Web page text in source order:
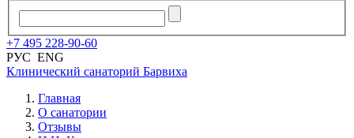
+7 495 228-90-60
РУС ENG
Клинический санаторий Барвиха
Главная
О санатории
Отзывы